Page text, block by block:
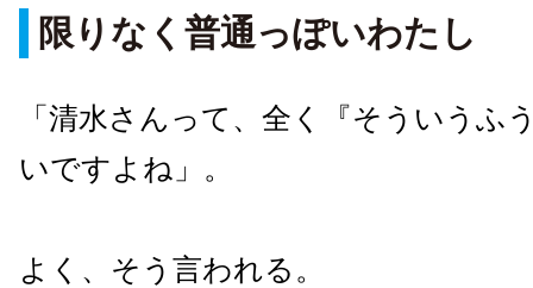
限りなく普通っぽいわたし
「清水さんって、全く『そういうふ
いですよね」。
よく、そう言われる。